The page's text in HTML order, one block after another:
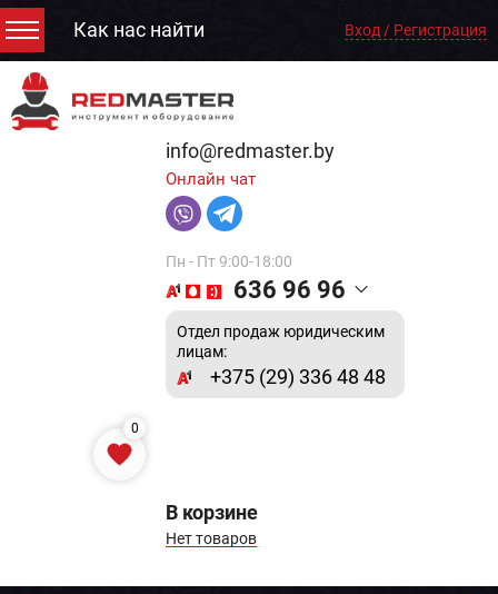
Как нас найти Вход / Регистрация
info@redmaster.by
Онлайн чат
Пн - Пт 9:00-18:00
636 96 96
Отдел продаж юридическим
лицам:
+375 (29) 336 48 48
0
В корзине
Нет товаров